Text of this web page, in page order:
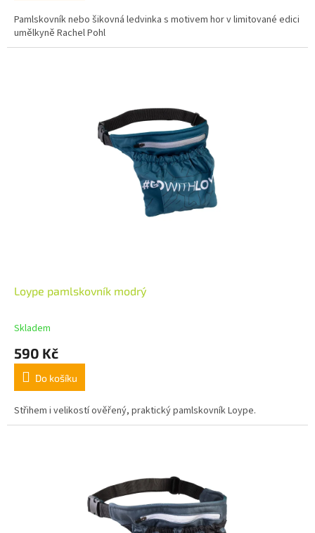
Pamlskovník nebo šikovná ledvinka s motivem hor v limitované edici
umělkyně Rachel Pohl
Loype pamlskovník modrý
Skladem
590 Kč
Do košíku
Střihem i velikostí ověřený, praktický pamlskovník Loype.